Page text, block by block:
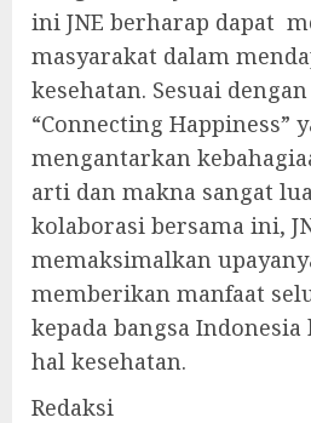
ini JNE berharap dapat
masyarakat dalam
kesehatan. Sesuai
“Connecting Happiness”
mengantarkan
arti dan makna sangat
kolaborasi bersama ini,
memaksimalkan
memberikan manfaat
kepada bangsa
hal kesehatan.
Redaksi